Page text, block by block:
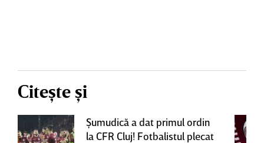
Citește și
Şumudică a dat primul ordin
la CFR Cluj! Fotbalistul plecat